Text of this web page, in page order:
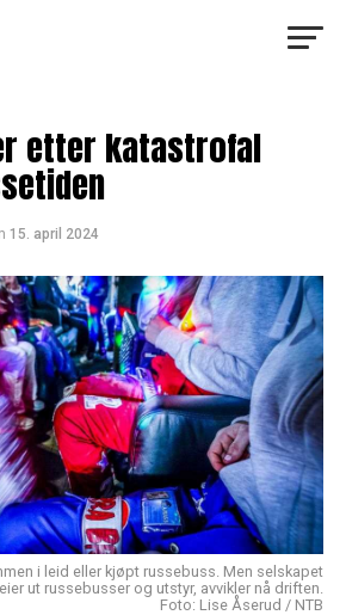
etter katastrofal
15. april 2024
i leid eller kjøpt russebuss. Men selskapet
ut russebusser og utstyr, avvikler nå driften.
Foto: Lise Åserud / NTB